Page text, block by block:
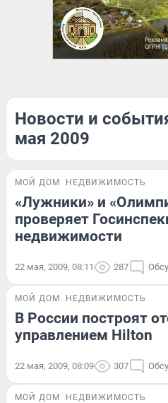
Новости и
мая 2009
МОЙ ДОМ НЕДВИЖИМОСТЬ
«Лужники» и
проверяет
недвижимости
22 мая, 2009, 08:11 287
МОЙ ДОМ НЕДВИЖИМОСТЬ
В России построят
управлением Hilton
22 мая, 2009, 08:09 307
МОЙ ДОМ НЕДВИЖИМОСТЬ